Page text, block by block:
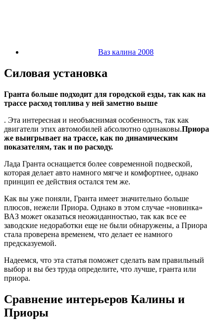
Ваз калина 2008
Силовая установка
Гранта больше подходит для городской езды, так как на
трассе расход топлива у ней заметно выше
. Эта интересная и необъяснимая особенность, так как
двигатели этих автомобилей абсолютно одинаковы.Приора
же выигрывает на трассе, как по динамическим
показателям, так и по расходу.
Лада Гранта оснащается более современной подвеской,
которая делает авто намного мягче и комфортнее, однако
принцип ее действия остался тем же.
Как вы уже поняли, Гранта имеет значительно больше
плюсов, нежели Приора. Однако в этом случае «новинка»
ВАЗ может оказаться неожиданностью, так как все ее
заводские недоработки еще не были обнаружены, а Приора
стала проверена временем, что делает ее намного
предсказуемой.
Надеемся, что эта статья поможет сделать вам правильный
выбор и вы без труда определите, что лучше, гранта или
приора.
Сравнение интерьеров Калины и
Приоры